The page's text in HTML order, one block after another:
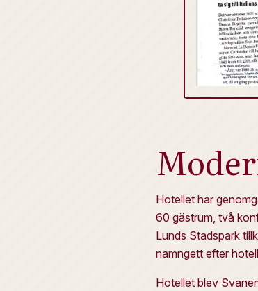
Hotellet har
60 gästrum, två
Lunds Stadspark
namngett efter
Hotellet blev